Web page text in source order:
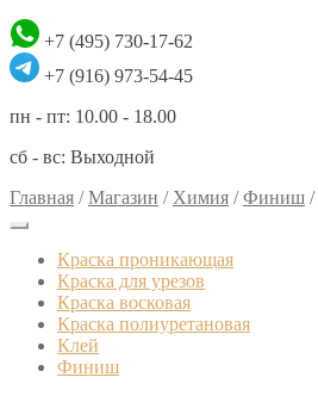
+7 (495) 730-17-62
+7 (916) 973-54-45
пн - пт: 10.00 - 18.00
сб - вс: Выходной
Главная /Магазин / Химия /Финиш /
Краска проникающая
Краска для урезов
Краска восковая
Краска полиуретановая
Клей
Финиш